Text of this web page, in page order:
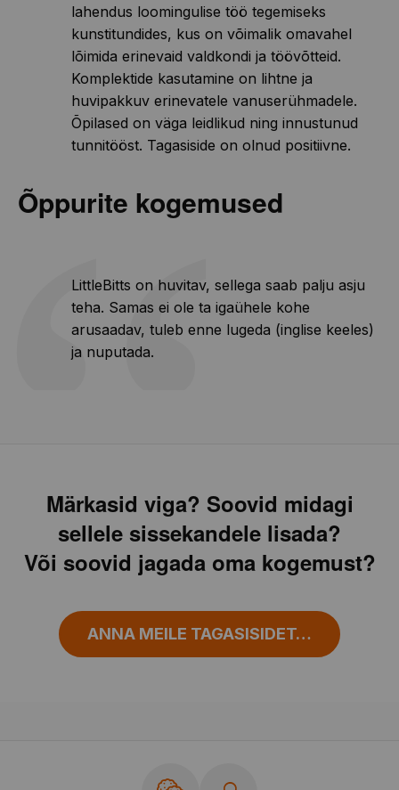
lahendus loomingulise töö tegemiseks
kunstitundides, kus on võimalik omavahel
lõimida erinevaid valdkondi ja töövõtteid.
Komplektide kasutamine on lihtne ja
huvipakkuv erinevatele vanuserühmadele.
Õpilased on väga leidlikud ning innustunud
tunnitööst. Tagasiside on olnud positiivne.
Õppurite kogemused
LittleBitts on huvitav, sellega saab palju asju
teha. Samas ei ole ta igaühele kohe
arusaadav, tuleb enne lugeda (inglise keeles)
ja nuputada.
Märkasid viga? Soovid midagi
sellele sissekandele lisada?
Või soovid jagada oma kogemust?
ANNA MEILE TAGASISIDET…